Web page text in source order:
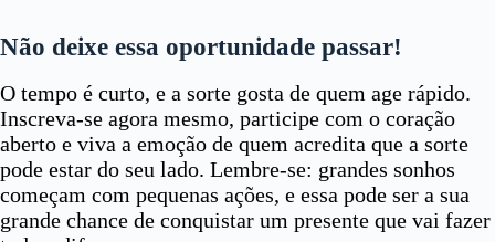
Não deixe essa oportunidade passar!
O tempo é curto, e a sorte gosta de quem age rápido.
Inscreva-se agora mesmo, participe com o coração
aberto e viva a emoção de quem acredita que a sorte
pode estar do seu lado. Lembre-se: grandes sonhos
começam com pequenas ações, e essa pode ser a sua
grande chance de conquistar um presente que vai fazer